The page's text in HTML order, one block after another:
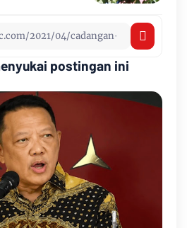
postingan ini